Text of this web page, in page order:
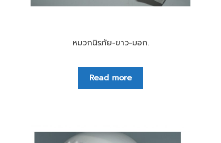
หมวกนิรภัย-ขาว-มอก.
Read more